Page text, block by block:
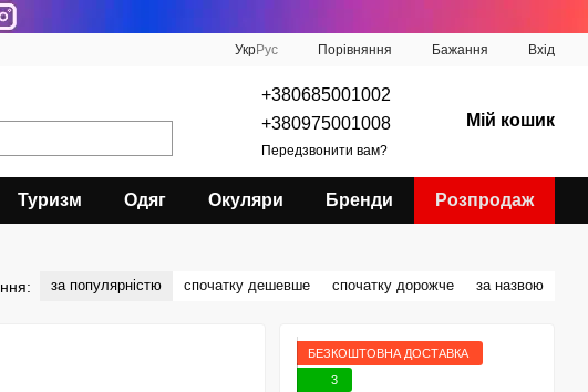
УкрРус Порівняння Бажання Вхід
+380685001002
+380975001008
Передзвонити вам?
Мій кошик
Туризм Одяг Окуляри Бренди Розпродаж
за популярністю спочатку дешевше спочатку дорожче за назвою
БЕЗКОШТОВНА ДОСТАВКА
3